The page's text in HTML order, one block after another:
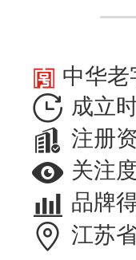
中华老
成立
注册
关注
品牌
江苏